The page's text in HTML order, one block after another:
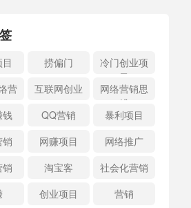
捞偏门
冷门创业项
目
营
互联网创业
网络营销思
维
钱
QQ营销
暴利项目
网赚项目
网络推广
淘宝客
社会化营销
创业项目
营销